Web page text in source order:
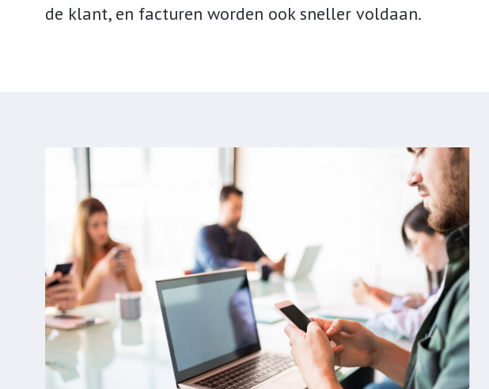
de klant, en facturen worden ook sneller voldaan.